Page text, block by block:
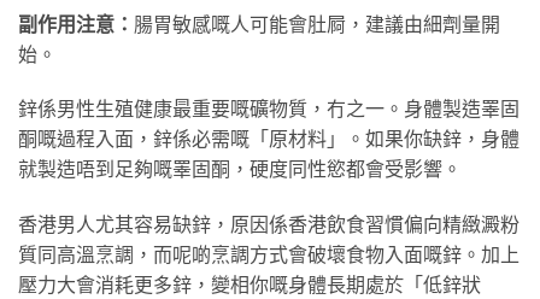
副作用注意： 腸胃敏感嘅人可能會肚屙，建議由細劑量開
始。
鋅係男性生殖健康最重要嘅礦物質，冇之一。身體製造睪固
酮嘅過程入面，鋅係必需嘅「原材料」。如果你缺鋅，身體
就製造唔到足夠嘅睪固酮，硬度同性慾都會受影響。
香港男人尤其容易缺鋅，原因係香港飲食習慣偏向精緻澱粉
質同高溫烹調，而呢啲烹調方式會破壞食物入面嘅鋅。加上
壓力大會消耗更多鋅，變相你嘅身體長期處於「低鋅狀